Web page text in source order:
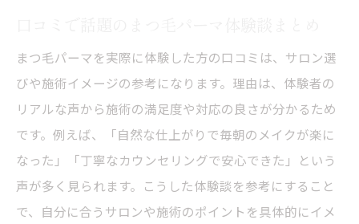
デザイン面で選ぶまつ毛パーマとパリジェ
ンヌ
まつ毛パーマ選びで後悔しない比較ポイン
ト
まつ毛パーマの効果と持続期間のリアル
まつ毛パーマのリアルな効果を口コミから
まつ毛パーマを実際に体験した方の口コミは、サロン選
びや施術イメージの参考になります。理由は、体験者の
リアルな声から施術の満足度や対応の良さが分かるため
です。例えば、「自然な仕上がりで毎朝のメイクが楽に
なった」「丁寧なカウンセリングで安心できた」という
声が多く見られます。こうした体験談を参考にすること
で、自分に合うサロンや施術のポイントを具体的にイメ